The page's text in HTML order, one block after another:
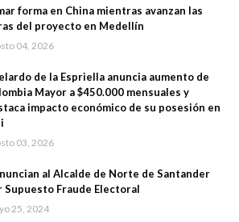
forma en China mientras avanzan las
del proyecto en Medellín
04, 2026
de la Espriella anuncia aumento de
Mayor a $450.000 mensuales y
impacto económico de su posesión en
03, 2026
al Alcalde de Norte de Santander
Supuesto Fraude Electoral
25, 2024